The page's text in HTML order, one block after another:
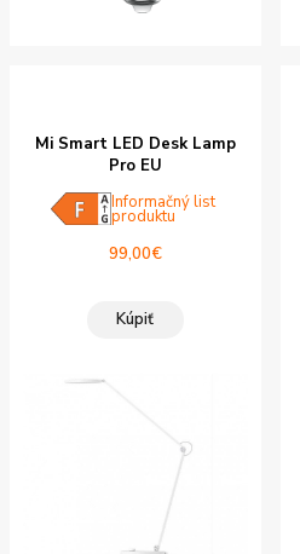
Mi Smart LED Desk Lamp
Pro EU
Informačný list
produktu
99,00€
Kúpiť